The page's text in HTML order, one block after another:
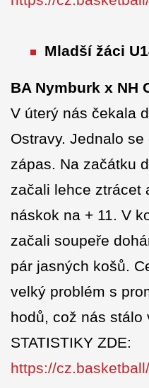
Mladší žáci
BA Nymburk x NH
V úterý nás čekala
Ostravy. Jednalo
zápas. Na začátku
začali lehce ztrácet
náskok na + 11. V
začali soupeře
pár jasných košů.
velký problém s
hodů, což nás stálo
STATISTIKY ZDE:
https://